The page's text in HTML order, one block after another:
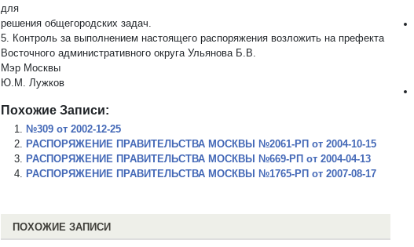
для
решения общегородских задач.
5. Контроль за выполнением настоящего распоряжения возложить на префекта
Восточного административного округа Ульянова Б.В.
Мэр Москвы
Ю.М. Лужков
Похожие Записи:
№309 от 2002-12-25
РАСПОРЯЖЕНИЕ ПРАВИТЕЛЬСТВА МОСКВЫ №2061-РП от 2004-10-15
РАСПОРЯЖЕНИЕ ПРАВИТЕЛЬСТВА МОСКВЫ №669-РП от 2004-04-13
РАСПОРЯЖЕНИЕ ПРАВИТЕЛЬСТВА МОСКВЫ №1765-РП от 2007-08-17
ПОХОЖИЕ ЗАПИСИ